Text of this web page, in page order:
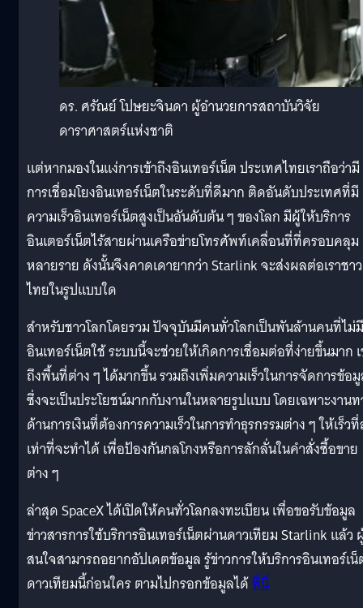
ดร. ศรัณย์ โปษยะจินดา ผู้อำนวยการสถาบันวิจัย
ดาราศาสตร์แห่งชาติ
แต่หากมองในแง่การเข้าถึงอินเทอร์เน็ต ประเทศไทยเราถือว่ามี
การเชื่อมโยงอินเทอร์เน็ตในระดับที่ดีมาก ติดอันดับประเทศที่มี
ความเร็วอินเทอร์เน็ตสูงเป็นอันดับต้น ๆ ของโลก มีผู้ให้บริการ
อินเตอร์เน็ตไร้สายผ่านเครือข่ายโทรศัพท์เคลื่อนที่ที่ครอบคลุม
หลายราย ดังนั้นจึงคาดเดายากว่า Starlink จะส่งผลต่อเราชาว
ไทยในรูปแบบใด
สำหรับชาวโลกโดยรวม ปัจจุบันมีคนทั่วโลกเป็นพันล้านคนที่ไม่มี
อินเทอร์เน็ตใช้ ระบบนี้จะช่วยให้เกิดการเชื่อมต่อที่ง่ายขึ้นมาก
ถึงพื้นที่ต่าง ๆ ได้มากขึ้น รวมถึงเพิ่มความเร็วในการจัดการข้อ
ซึ่งจะเป็นประโยชน์มากกับงานในหลายรูปแบบ โดยเฉพาะงาน
ด้านการเงินที่ต้องการความเร็วในการทำธุรกรรมต่าง ๆ ให้เร็ว
เท่าที่จะทำได้ เพื่อป้องกันกลโกงหรือการลักลั่นในคำสั่งซื้อขาย
ต่าง ๆ
ล่าสุด SpaceX ได้เปิดให้คนทั่วโลกลงทะเบียน เพื่อขอรับข้อมูล
ข่าวสารการใช้บริการอินเทอร์เน็ตผ่านดาวเทียม Starlink แล้ว
สนใจสามารถอยากอัปเดตข้อมูล รู้ข่าวการให้บริการอินเทอร์เ
ดาวเทียมนี้ก่อนใคร ตามไปกรอกข้อมูลได้ที่นี่